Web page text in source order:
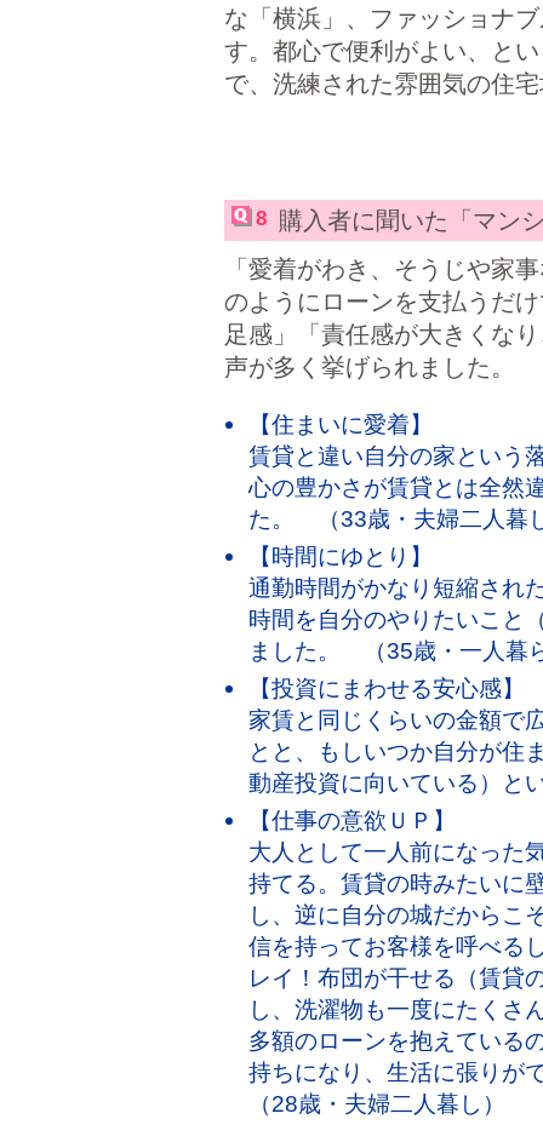
な「横浜」、ファッショナ
す。都心で便利がよい、と
で、洗練された雰囲気の住
8
購入者に聞いた「マン
「愛着がわき、そうじや家
のようにローンを支払うだ
足感」「責任感が大きくな
声が多く挙げられました。
【住まいに愛着】
賃貸と違い自分の家という
心の豊かさが賃貸とは全然
た。 （33歳・夫婦二人暮
【時間にゆとり】
通勤時間がかなり短縮され
時間を自分のやりたいこと
ました。 （35歳・一人暮
【投資にまわせる安心感】
家賃と同じくらいの金額で
とと、もしいつか自分が住
動産投資に向いている）
【仕事の意欲ＵＰ】
大人として一人前になった
持てる。賃貸の時みたいに
し、逆に自分の城だからこ
信を持ってお客様を呼べる
レイ！布団が干せる（賃貸
し、洗濯物も一度にたくさ
多額のローンを抱えている
持ちになり、生活に張り
（28歳・夫婦二人暮し）